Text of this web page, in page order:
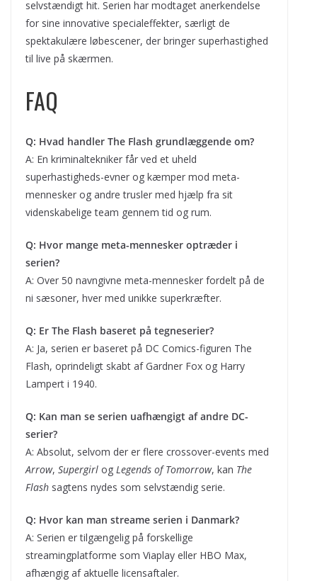
selvstændigt hit. Serien har modtaget anerkendelse
for sine innovative specialeffekter, særligt de
spektakulære løbescener, der bringer superhastighed
til live på skærmen.
FAQ
Q: Hvad handler The Flash grundlæggende om?
A: En kriminaltekniker får ved et uheld
superhastigheds-evner og kæmper mod meta-
mennesker og andre trusler med hjælp fra sit
videnskabelige team gennem tid og rum.
Q: Hvor mange meta-mennesker optræder i
serien?
A: Over 50 navngivne meta-mennesker fordelt på de
ni sæsoner, hver med unikke superkræfter.
Q: Er The Flash baseret på tegneserier?
A: Ja, serien er baseret på DC Comics-figuren The
Flash, oprindeligt skabt af Gardner Fox og Harry
Lampert i 1940.
Q: Kan man se serien uafhængigt af andre DC-
serier?
A: Absolut, selvom der er flere crossover-events med
Arrow, Supergirl og Legends of Tomorrow, kan The
Flash sagtens nydes som selvstændig serie.
Q: Hvor kan man streame serien i Danmark?
A: Serien er tilgængelig på forskellige
streamingplatforme som Viaplay eller HBO Max,
afhængig af aktuelle licensaftaler.